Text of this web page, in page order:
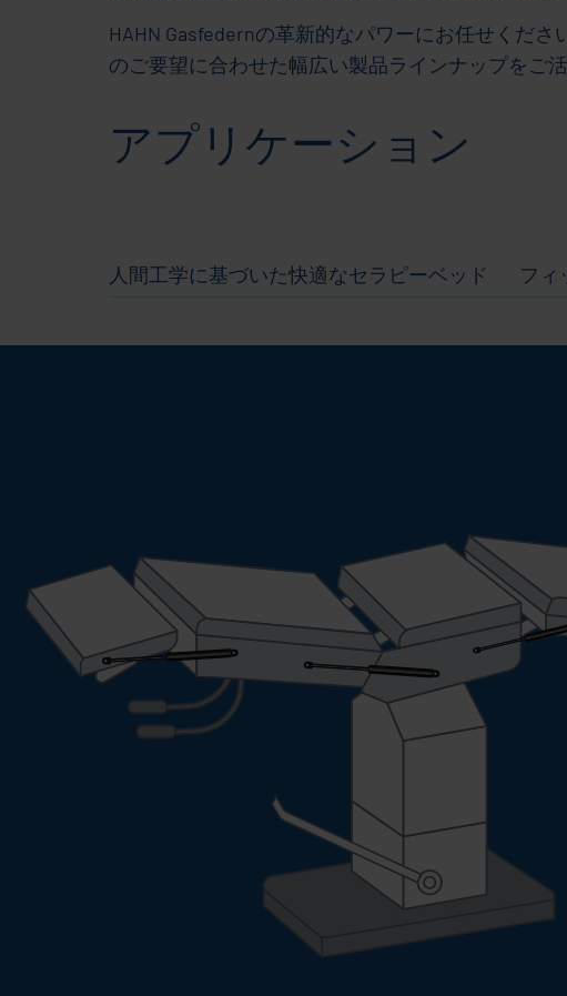
HAHN Gasfedernの革新的なパワーにお任せくだ
のご要望に合わせた幅広い製品ラインナップをご活
アプリケーション
人間工学に基づいた快適なセラピーベッド フィ